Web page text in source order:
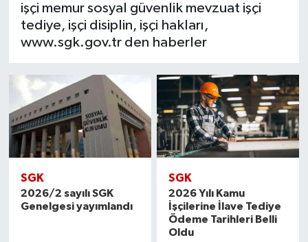
işçi memur sosyal güvenlik mevzuat işçi
tediye, işçi disiplin, işçi hakları,
www.sgk.gov.tr den haberler
SGK
2026/2 sayılı SGK
Genelgesi yayımlandı
SGK
2026 Yılı Kamu
İşçilerine İlave Tediye
Ödeme Tarihleri Belli
Oldu